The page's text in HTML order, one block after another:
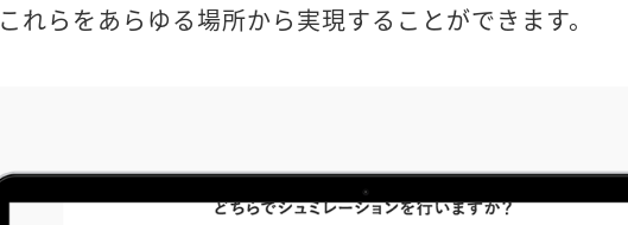
これらをあらゆる場所から実現することができます。